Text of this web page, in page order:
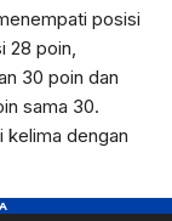
posisi
28 poin,
30 poin dan
sama 30.
kelima dengan